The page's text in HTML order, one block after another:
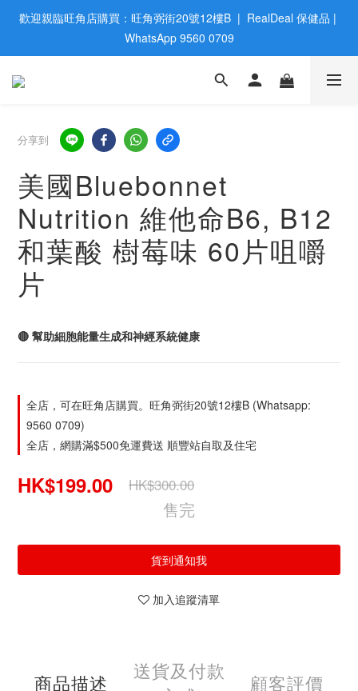
歡迎親臨旺角店購買：旺角弼街20號12樓B  |  RealDeal 保健品 |
WhatsApp 9560 0709
歡迎親臨旺角店購買：旺角弼街20號12樓B  |  RealDeal 保健品 |
WhatsApp 9560 0709
會員大升級 | 於12個月内消費滿$2200，即成爲黃金會員 | 消費滿
網站購買滿$500，免運費送貨 | Free Delivery on HK $500 Online
Order
歡迎親臨旺角店購買：旺角弼街20號12樓B  |  RealDeal 保健品 |
WhatsApp 9560 0709
分享到
美國Bluebonnet
Nutrition 維他命B6, B12
和葉酸 樹莓味 60片咀嚼
片
🔴 幫助細胞能量生成和神經系統健康
全店，可在旺角店購買。旺角弼街20號12樓B (Whatsapp:
9560 0709)
全店，網購滿$500免運費送 順豐站自取及住宅
HK$199.00 HK$300.00
售完
貨到通知我
加入追蹤清單
商品描述
送貨及付款
顧客評價